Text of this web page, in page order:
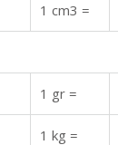
1 cm3 =
1 gr =
1 kg =